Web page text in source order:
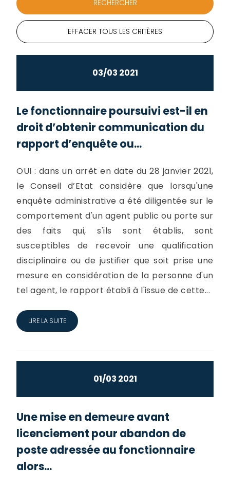
EFFACER TOUS LES CRITÈRES
03/03 2021
Le fonctionnaire poursuivi est-il en
droit d’obtenir communication du
rapport d’enquête ou...
OUI : dans un arrêt en date du 28 janvier 2021,
le Conseil d’Etat considère que lorsqu'une
enquête administrative a été diligentée sur le
comportement d'un agent public ou porte sur
des faits qui, s'ils sont établis, sont
susceptibles de recevoir une qualification
disciplinaire ou de justifier que soit prise une
mesure en considération de la personne d'un
tel agent, le rapport établi à l'issue de cette...
LIRE LA SUITE
01/03 2021
Une mise en demeure avant
licenciement pour abandon de
poste adressée au fonctionnaire
alors...